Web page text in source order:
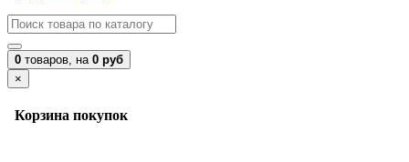
0 товаров, на 0 руб
×
Корзина покупок